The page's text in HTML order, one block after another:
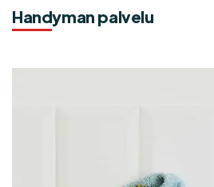
Handyman palvelu